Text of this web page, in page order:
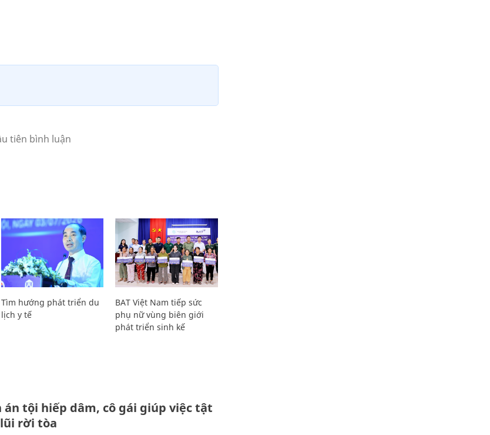
Tìm hướng phát triển du
lịch y tế
BAT Việt Nam tiếp sức
phụ nữ vùng biên giới
phát triển sinh kế
án tội hiếp dâm, cô gái giúp việc tật
rời tòa